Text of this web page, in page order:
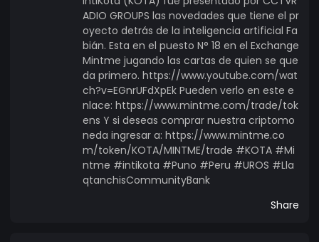
ADIO GROUPS las novedades que tiene el pr
oyecto detrás de la inteligencia artificial Fa
bián. Esta en el puesto N° 18 en el Exchange
Mintme jugando las cartas de quien se que
da primero. https://www.youtube.com/wat
ch?v=EGnrUFdXpEk Pueden verlo en este e
nlace: https://www.mintme.com/trade/tok
ens Y si deseas comprar nuestra criptomo
neda ingresar a: https://www.mintme.co
m/token/KOTA/MINTME/trade #KOTA #Mi
ntme #intikota #Puno #Peru #UROS #Lla
qtanchisCommunityBank
Share